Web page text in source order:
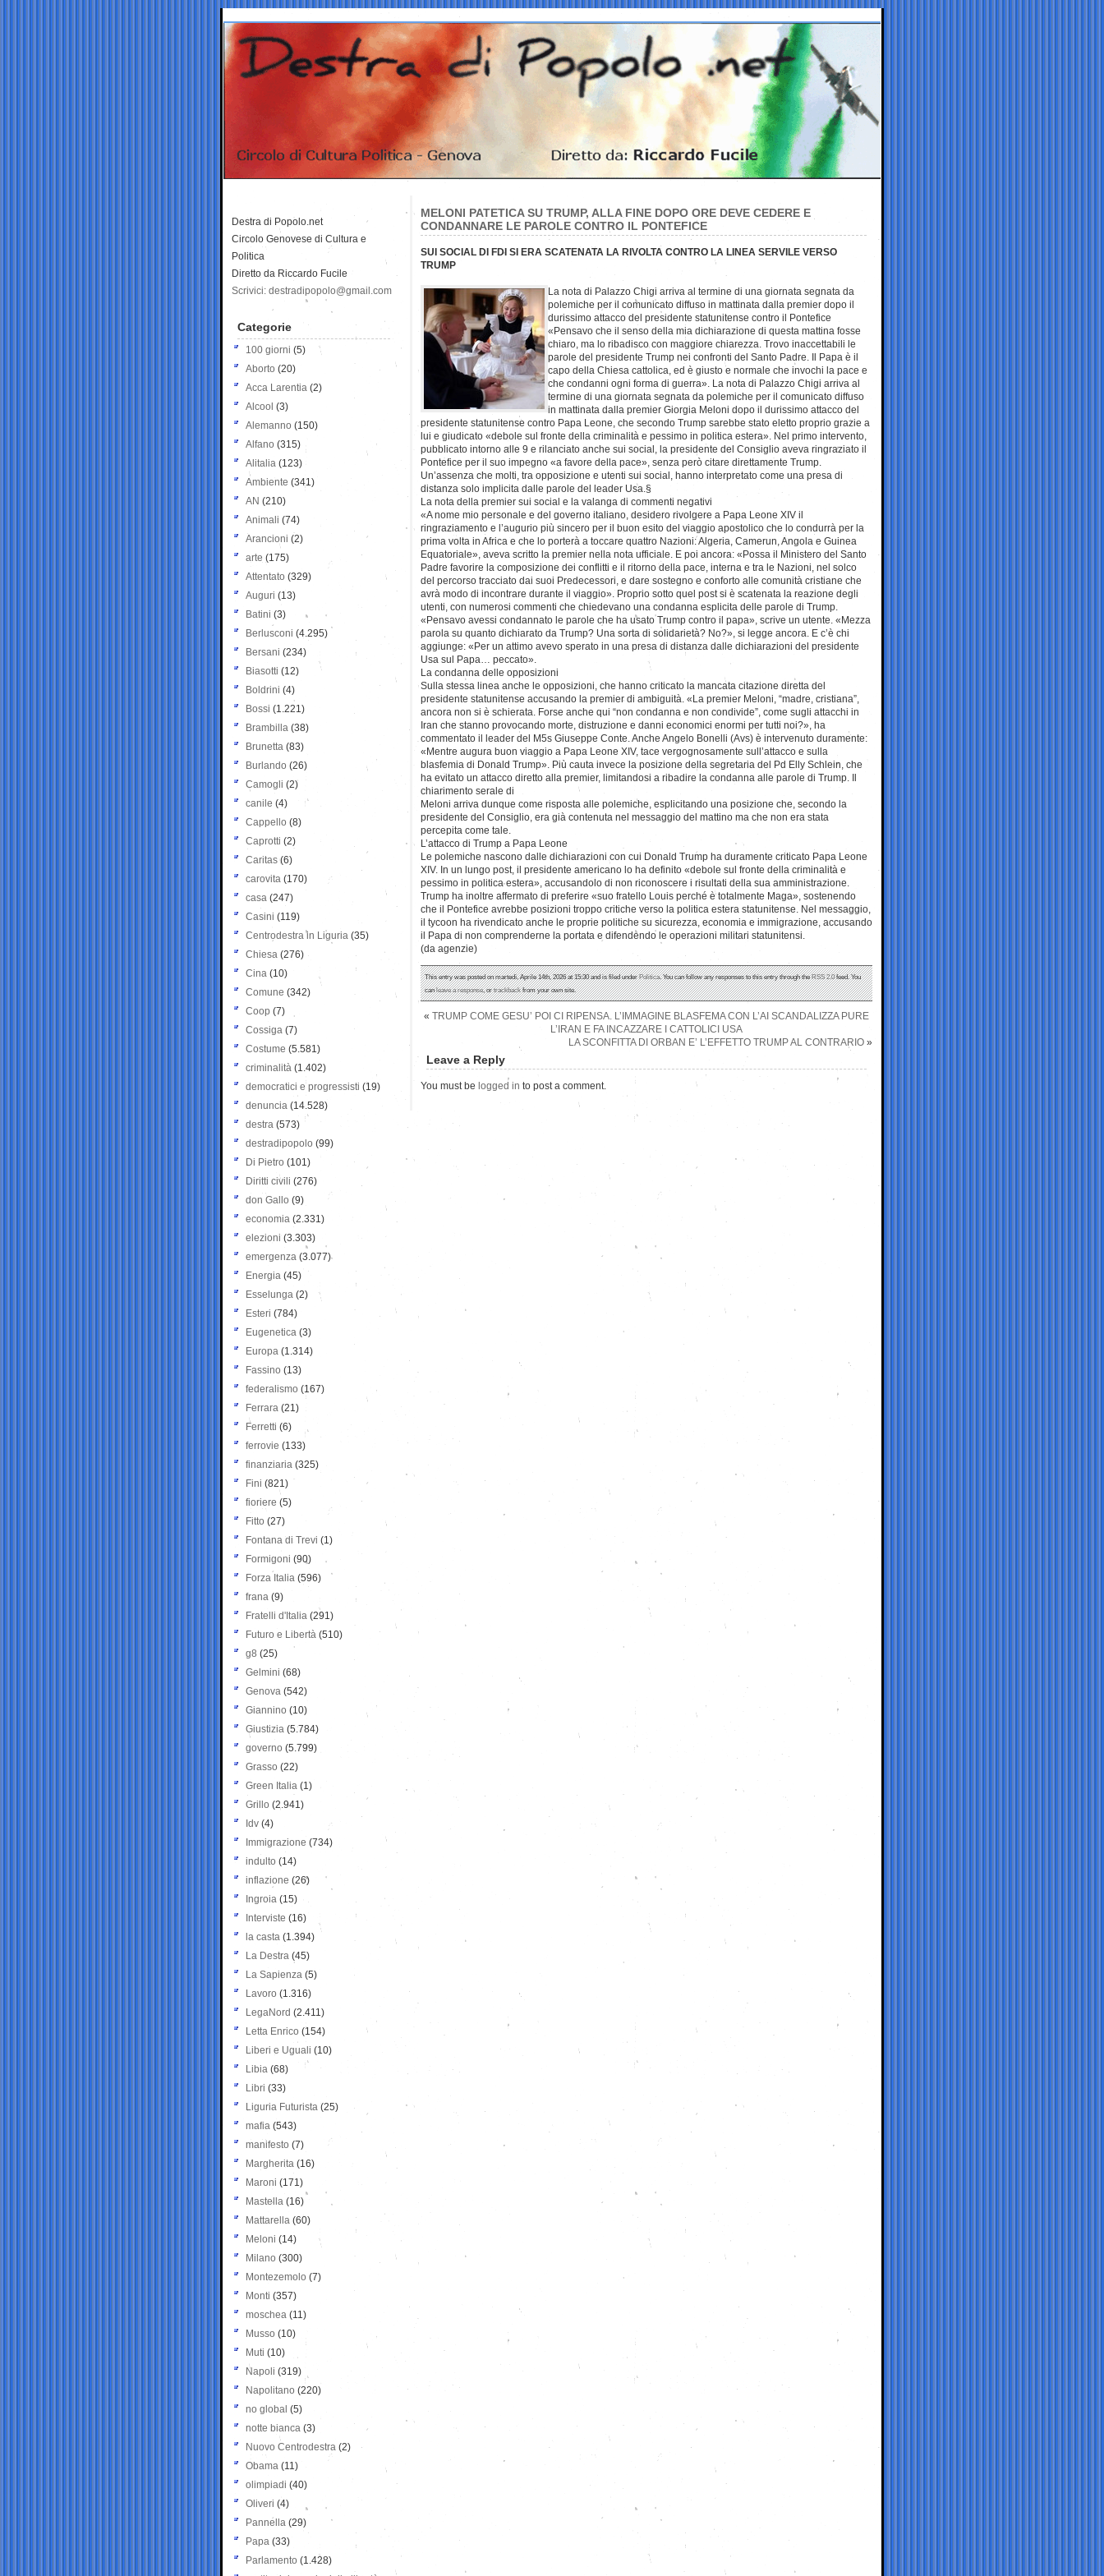
MELONI PATETICA SU TRUMP, ALLA FINE DOPO ORE DEVE CEDERE E
CONDANNARE LE PAROLE CONTRO IL PONTEFICE
SUI SOCIAL DI FDI SI ERA SCATENATA LA RIVOLTA CONTRO LA LINEA SERVILE VERSO
TRUMP
La nota di Palazzo Chigi arriva al termine di una giornata segnata da
polemiche per il comunicato diffuso in mattinata dalla premier dopo il
durissimo attacco del presidente statunitense contro il Pontefice
«Pensavo che il senso della mia dichiarazione di questa mattina fosse
chiaro, ma lo ribadisco con maggiore chiarezza. Trovo inaccettabili le
parole del presidente Trump nei confronti del Santo Padre. Il Papa è il
capo della Chiesa cattolica, ed è giusto e normale che invochi la pace e
che condanni ogni forma di guerra». La nota di Palazzo Chigi arriva al
termine di una giornata segnata da polemiche per il comunicato diffuso
in mattinata dalla premier Giorgia Meloni dopo il durissimo attacco del
presidente statunitense contro Papa Leone, che secondo Trump sarebbe stato eletto proprio grazie a
lui e giudicato «debole sul fronte della criminalità e pessimo in politica estera». Nel primo intervento,
pubblicato intorno alle 9 e rilanciato anche sui social, la presidente del Consiglio aveva ringraziato il
Pontefice per il suo impegno «a favore della pace», senza però citare direttamente Trump.
Un’assenza che molti, tra opposizione e utenti sui social, hanno interpretato come una presa di
distanza solo implicita dalle parole del leader Usa.§
La nota della premier sui social e la valanga di commenti negativi
«A nome mio personale e del governo italiano, desidero rivolgere a Papa Leone XIV il
ringraziamento e l’augurio più sincero per il buon esito del viaggio apostolico che lo condurrà per la
prima volta in Africa e che lo porterà a toccare quattro Nazioni: Algeria, Camerun, Angola e Guinea
Equatoriale», aveva scritto la premier nella nota ufficiale. E poi ancora: «Possa il Ministero del Santo
Padre favorire la composizione dei conflitti e il ritorno della pace, interna e tra le Nazioni, nel solco
del percorso tracciato dai suoi Predecessori, e dare sostegno e conforto alle comunità cristiane che
avrà modo di incontrare durante il viaggio». Proprio sotto quel post si è scatenata la reazione degli
utenti, con numerosi commenti che chiedevano una condanna esplicita delle parole di Trump.
«Pensavo avessi condannato le parole che ha usato Trump contro il papa», scrive un utente. «Mezza
parola su quanto dichiarato da Trump? Una sorta di solidarietà? No?», si legge ancora. E c’è chi
aggiunge: «Per un attimo avevo sperato in una presa di distanza dalle dichiarazioni del presidente
Usa sul Papa… peccato».
La condanna delle opposizioni
Sulla stessa linea anche le opposizioni, che hanno criticato la mancata citazione diretta del
presidente statunitense accusando la premier di ambiguità. «La premier Meloni, “madre, cristiana”,
ancora non si è schierata. Forse anche qui “non condanna e non condivide”, come sugli attacchi in
Iran che stanno provocando morte, distruzione e danni economici enormi per tutti noi?», ha
commentato il leader del M5s Giuseppe Conte. Anche Angelo Bonelli (Avs) è intervenuto duramente:
«Mentre augura buon viaggio a Papa Leone XIV, tace vergognosamente sull’attacco e sulla
blasfemia di Donald Trump». Più cauta invece la posizione della segretaria del Pd Elly Schlein, che
ha evitato un attacco diretto alla premier, limitandosi a ribadire la condanna alle parole di Trump. Il
chiarimento serale di
Meloni arriva dunque come risposta alle polemiche, esplicitando una posizione che, secondo la
presidente del Consiglio, era già contenuta nel messaggio del mattino ma che non era stata
percepita come tale.
L’attacco di Trump a Papa Leone
Le polemiche nascono dalle dichiarazioni con cui Donald Trump ha duramente criticato Papa Leone
XIV. In un lungo post, il presidente americano lo ha definito «debole sul fronte della criminalità e
pessimo in politica estera», accusandolo di non riconoscere i risultati della sua amministrazione.
Trump ha inoltre affermato di preferire «suo fratello Louis perché è totalmente Maga», sostenendo
che il Pontefice avrebbe posizioni troppo critiche verso la politica estera statunitense. Nel messaggio,
il tycoon ha rivendicato anche le proprie politiche su sicurezza, economia e immigrazione, accusando
il Papa di non comprenderne la portata e difendendo le operazioni militari statunitensi.
(da agenzie)
This entry was posted on martedì, Aprile 14th, 2026 at 15:30 and is filed underPolitica. You can follow any responses to this entry through theRSS 2.0feed. You
canleave a response, ortrackbackfrom your own site.
« TRUMP COME GESU’ POI CI RIPENSA. L’IMMAGINE BLASFEMA CON L’AI SCANDALIZZA PURE
L’IRAN E FA INCAZZARE I CATTOLICI USA
LA SCONFITTA DI ORBAN E’ L’EFFETTO TRUMP AL CONTRARIO »
Leave a Reply
You must be logged in to post a comment.
Destra di Popolo.net
Circolo Genovese di Cultura e
Politica
Diretto da Riccardo Fucile
Scrivici: destradipopolo@gmail.com
Categorie
100 giorni (5)
Aborto (20)
Acca Larentia (2)
Alcool (3)
Alemanno (150)
Alfano (315)
Alitalia (123)
Ambiente (341)
AN (210)
Animali (74)
Arancioni (2)
arte (175)
Attentato (329)
Auguri (13)
Batini (3)
Berlusconi (4.295)
Bersani (234)
Biasotti (12)
Boldrini (4)
Bossi (1.221)
Brambilla (38)
Brunetta (83)
Burlando (26)
Camogli (2)
canile (4)
Cappello (8)
Caprotti (2)
Caritas (6)
carovita (170)
casa (247)
Casini (119)
Centrodestra in Liguria (35)
Chiesa (276)
Cina (10)
Comune (342)
Coop (7)
Cossiga (7)
Costume (5.581)
criminalità (1.402)
democratici e progressisti (19)
denuncia (14.528)
destra (573)
destradipopolo (99)
Di Pietro (101)
Diritti civili (276)
don Gallo (9)
economia (2.331)
elezioni (3.303)
emergenza (3.077)
Energia (45)
Esselunga (2)
Esteri (784)
Eugenetica (3)
Europa (1.314)
Fassino (13)
federalismo (167)
Ferrara (21)
Ferretti (6)
ferrovie (133)
finanziaria (325)
Fini (821)
fioriere (5)
Fitto (27)
Fontana di Trevi (1)
Formigoni (90)
Forza Italia (596)
frana (9)
Fratelli d'Italia (291)
Futuro e Libertà (510)
g8 (25)
Gelmini (68)
Genova (542)
Giannino (10)
Giustizia (5.784)
governo (5.799)
Grasso (22)
Green Italia (1)
Grillo (2.941)
Idv (4)
Immigrazione (734)
indulto (14)
inflazione (26)
Ingroia (15)
Interviste (16)
la casta (1.394)
La Destra (45)
La Sapienza (5)
Lavoro (1.316)
LegaNord (2.411)
Letta Enrico (154)
Liberi e Uguali (10)
Libia (68)
Libri (33)
Liguria Futurista (25)
mafia (543)
manifesto (7)
Margherita (16)
Maroni (171)
Mastella (16)
Mattarella (60)
Meloni (14)
Milano (300)
Montezemolo (7)
Monti (357)
moschea (11)
Musso (10)
Muti (10)
Napoli (319)
Napolitano (220)
no global (5)
notte bianca (3)
Nuovo Centrodestra (2)
Obama (11)
olimpiadi (40)
Oliveri (4)
Pannella (29)
Papa (33)
Parlamento (1.428)